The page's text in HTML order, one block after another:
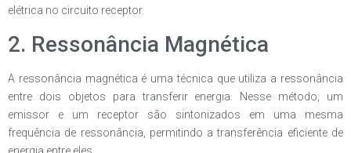
elétrica no circuito receptor.
2. Ressonância Magnética
A ressonância magnética é uma técnica que utiliza a ressonância
entre dois objetos para transferir energia. Nesse método, um
emissor e um receptor são sintonizados em uma mesma
frequência de ressonância, permitindo a transferência eficiente de
energia entre eles.